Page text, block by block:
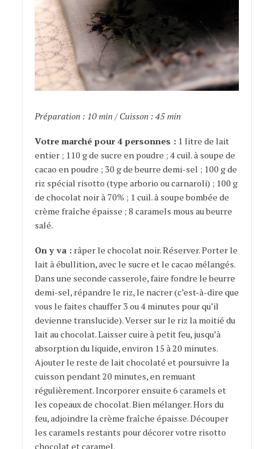
Préparation : 10 min / Cuisson : 45 min
Votre marché pour 4 personnes : 1 litre de lait
entier ; 110 g de sucre en poudre ; 4 cuil. à soupe de
cacao en poudre ; 30 g de beurre demi-sel ; 100 g de
riz spécial risotto (type arborio ou carnaroli) ; 100 g
de chocolat noir à 70% ; 1 cuil. à soupe bombée de
crème fraîche épaisse ; 8 caramels mous au beurre
salé.
On y va : râper le chocolat noir. Réserver. Porter le
lait à ébullition, avec le sucre et le cacao mélangés.
Dans une seconde casserole, faire fondre le beurre
demi-sel, répandre le riz, le nacrer (c’est-à-dire que
vous le faites chauffer 3 ou 4 minutes pour qu’il
devienne translucide). Verser sur le riz la moitié du
lait au chocolat. Laisser cuire à petit feu, jusqu’à
absorption du liquide, environ 15 à 20 minutes.
Ajouter le reste de lait chocolaté et poursuivre la
cuisson pendant 20 minutes, en remuant
régulièrement. Incorporer ensuite 6 caramels et
les copeaux de chocolat. Bien mélanger. Hors du
feu, adjoindre la crème fraîche épaisse. Découper
les caramels restants pour décorer votre risotto
chocolat et caramel.